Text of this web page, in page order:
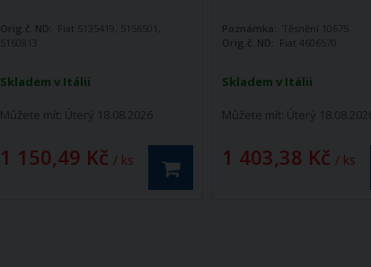
Skladem v Itálii
Můžete mít: Úterý 18.08.2026
1 150,49 Kč / ks
Orig.č. ND: Fiat 5135419, 5156501,
5160813
Skladem v Itálii
Můžete mít: Úterý 18.08.2026
1 403,38 Kč / ks
Poznámka:
Těsnění 10675
Orig.č. ND: Fiat 4606570